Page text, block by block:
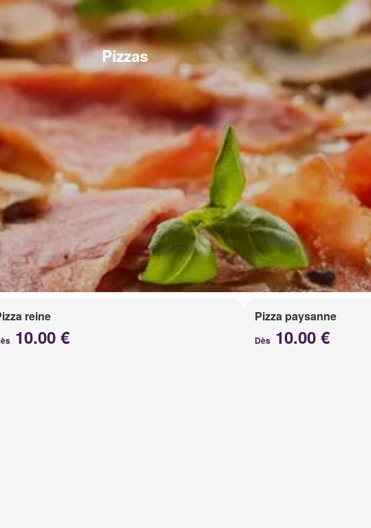
Pizzas
reine
10.00 €
Pizza paysanne
Dès 10.00 €